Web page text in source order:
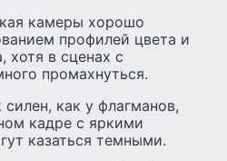
камеры хорошо
профилей цвета и
хотя в сценах с
промахнуться.
как у флагманов,
кадре с яркими
казаться темными.